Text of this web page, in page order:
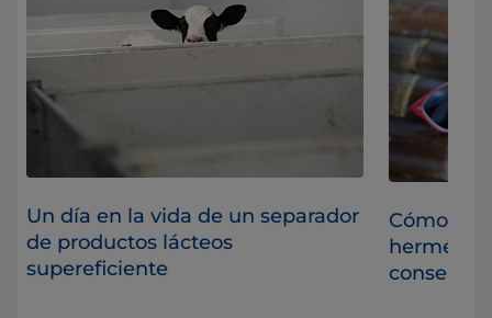
Un día en la vida de un separador
de productos lácteos
supereficiente
Cómo
conservar